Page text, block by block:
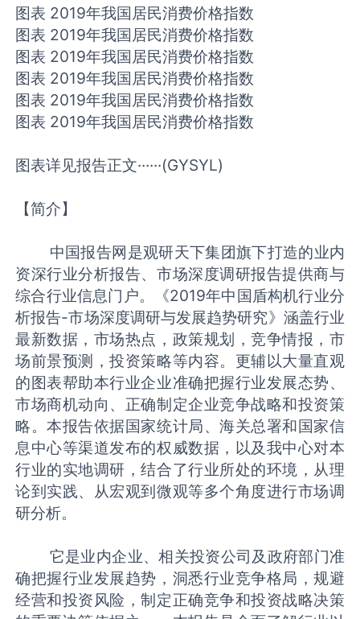
图表 2019年我国居民消费价格指数
图表 2019年我国居民消费价格指数
图表 2019年我国居民消费价格指数
图表 2019年我国居民消费价格指数
图表 2019年我国居民消费价格指数
图表 2019年我国居民消费价格指数
图表详见报告正文······(GYSYL)
【简介】
中国报告网是观研天下集团旗下打造的业内
资深行业分析报告、市场深度调研报告提供商与
综合行业信息门户。《2019年中国盾构机行业分
析报告-市场深度调研与发展趋势研究》涵盖行业
最新数据，市场热点，政策规划，竞争情报，市
场前景预测，投资策略等内容。更辅以大量直观
的图表帮助本行业企业准确把握行业发展态势、
市场商机动向、正确制定企业竞争战略和投资策
略。本报告依据国家统计局、海关总署和国家信
息中心等渠道发布的权威数据，以及我中心对本
行业的实地调研，结合了行业所处的环境，从理
论到实践、从宏观到微观等多个角度进行市场调
研分析。
它是业内企业、相关投资公司及政府部门准
确把握行业发展趋势，洞悉行业竞争格局，规避
经营和投资风险，制定正确竞争和投资战略决策